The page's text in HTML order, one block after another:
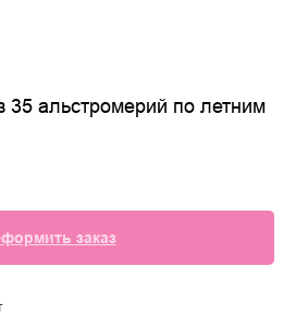
альстромерий по летним
заказ